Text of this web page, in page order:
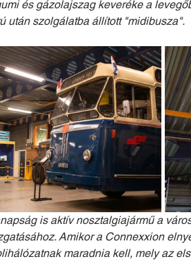
és gázolajszag keveréke a
után szolgálatba állított "midibusza".
is aktív nosztalgiajármű a
Amikor a Connexxion
maradnia kell, mely az